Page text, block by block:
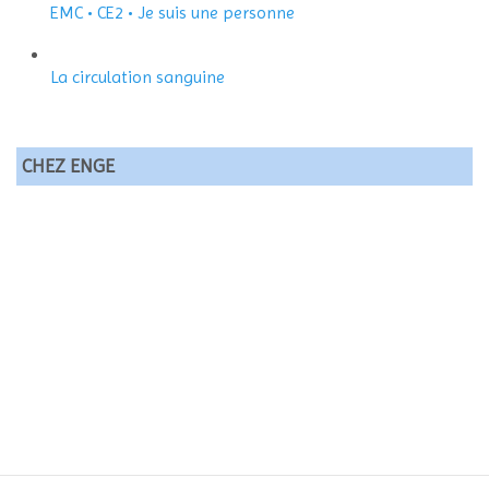
EMC • CE2 • Je suis une personne
La circulation sanguine
CHEZ ENGE